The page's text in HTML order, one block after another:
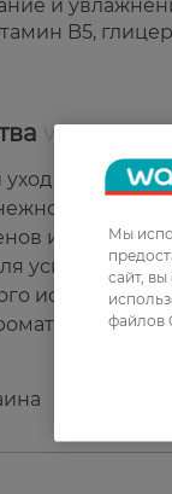
и
B5,
за кожей с
детской
и
ромашки.
Мы
сайт,
файлов